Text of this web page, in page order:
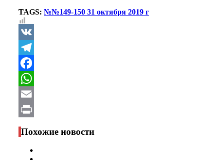
TAGS: №№149-150 31 октября 2019 г
VK
Telegram
Facebook
WhatsApp
Email
Print
Похожие новости